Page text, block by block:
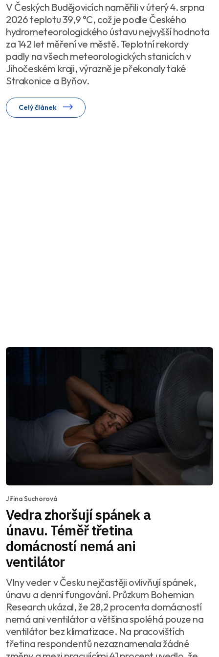
V Českých Budějovicích naměřili v úterý 4. srpna
2026 teplotu 39,9 °C, což je podle Českého
hydrometeorologického ústavu nejvyšší hodnota
za 142 let měření ve městě. Teplotní rekordy
padly na všech meteorologických stanicích v
Jihočeském kraji, výrazně je překonaly také
Strakonice a Byňov.
Celý článek
Jiřina Suchorová
Vedra zhoršují spánek a
únavu. Téměř třetina
domácností nemá ani
ventilátor
Vlny veder v Česku nejčastěji ovlivňují spánek,
únavu a denní fungování. Průzkum Bohemian
Research ukázal, že 28,2 procenta domácností
nemá ani ventilátor a většina spoléhá pouze na
ventilátor bez klimatizace. Na pracovištích
třetina respondentů nezaznamenala žádné